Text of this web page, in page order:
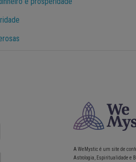
A WeMystic é um site de
Astrologia, Espiritualidade e